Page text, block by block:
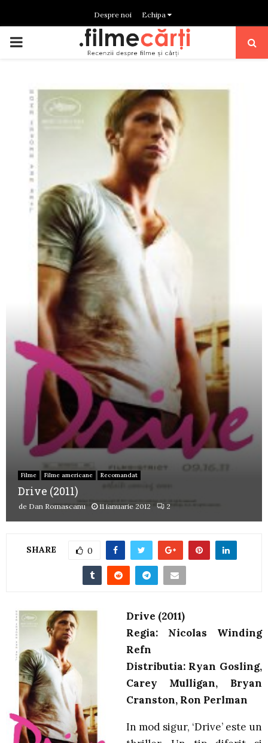
Despre noi Echipa
PRIMARY
Filme Filme americane Recomandat
Drive (2011)
de Dan Romascanu 11 ianuarie 2012 2
SHARE 0
Drive (2011)
Regia: Nicolas Winding
Refn
Distributia: Ryan Gosling,
Carey Mulligan, Bryan
Cranston, Ron Perlman
In mod sigur, ‘Drive’ este un